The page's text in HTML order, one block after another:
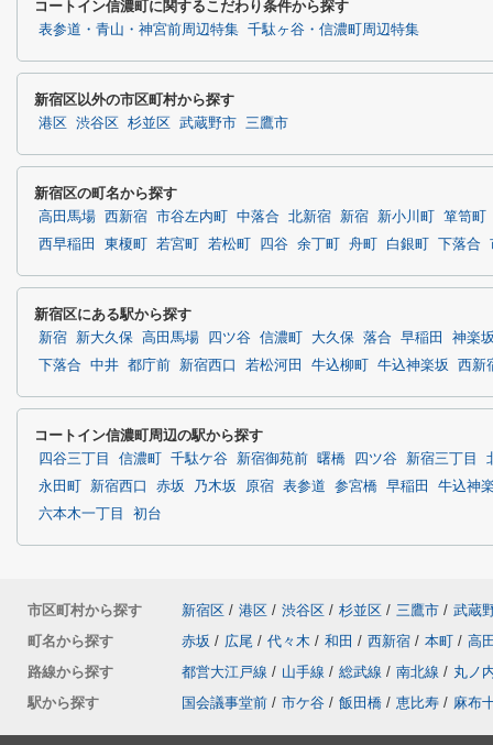
コートイン信濃町に関するこだわり条件から探す
表参道・青山・神宮前周辺特集 千駄ヶ谷・信濃町周辺特集
新宿区以外の市区町村から探す
港区 渋谷区 杉並区 武蔵野市 三鷹市
新宿区の町名から探す
高田馬場 西新宿 市谷左内町 中落合 北新宿 新宿 新小川町
箪笥町
西早稲田
東榎町 若宮町 若松町 四谷 余丁町 舟町 白銀町 下落合
新宿区にある駅から探す
新宿 新大久保 高田馬場 四ツ谷 信濃町 大久保 落合 早稲田
神楽
下落合 中井 都庁前 新宿西口 若松河田 牛込柳町 牛込神楽坂 西新
コートイン信濃町周辺の駅から探す
四谷三丁目 信濃町 千駄ケ谷 新宿御苑前 曙橋 四ツ谷 新宿三丁目
永田町
新宿西口 赤坂 乃木坂 原宿 表参道 参宮橋 早稲田
牛込神
六本木一丁目
初台
市区町村から探す 新宿区 / 港区 / 渋谷区 / 杉並区 / 三鷹市 / 武蔵
町名から探す
赤坂 / 広尾 / 代々木 / 和田 / 西新宿 / 本町 / 高
路線から探す
都営大江戸線 / 山手線 / 総武線 / 南北線 / 丸ノ
駅から探す
国会議事堂前 / 市ケ谷 / 飯田橋 / 恵比寿 / 麻布